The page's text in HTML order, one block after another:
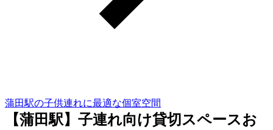
蒲田駅の子供連れに最適な個室空間
【蒲田駅】子連れ向け貸切スペースお